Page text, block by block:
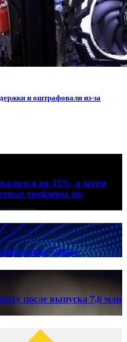
и оштрафовали из-за
на 33%, а затем
трейдеры по-
Galaxy
после выпуска 7,6 млн